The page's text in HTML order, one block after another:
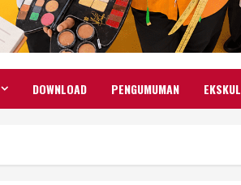
DOWNLOAD PENGUMUMAN EKSKUL